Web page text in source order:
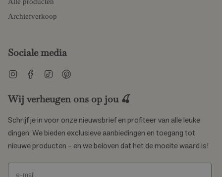
Archiefverkoop
Sociale media
InstagramFacebook
TikTok
Wij verheugen ons op jou 🍒
Schrijf je in voor onze nieuwsbrief en profiteer van alle leuke
dingen. We bieden exclusieve aanbiedingen en toegang tot
nieuwe producten – en we beloven dat het de moeite waard is!